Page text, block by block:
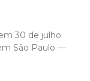
30 de julho
São Paulo —